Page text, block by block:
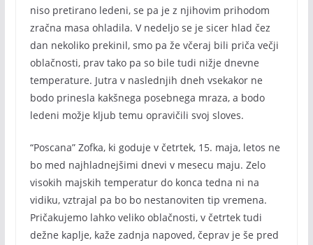
niso pretirano ledeni, se pa je z njihovim prihodom
zračna masa ohladila. V nedeljo se je sicer hlad čez
dan nekoliko prekinil, smo pa že včeraj bili priča večji
oblačnosti, prav tako pa so bile tudi nižje dnevne
temperature. Jutra v naslednjih dneh vsekakor ne
bodo prinesla kakšnega posebnega mraza, a bodo
ledeni možje kljub temu opravičili svoj sloves.
“Poscana” Zofka, ki goduje v četrtek, 15. maja, letos ne
bo med najhladnejšimi dnevi v mesecu maju. Zelo
visokih majskih temperatur do konca tedna ni na
vidiku, vztrajal pa bo bo nestanoviten tip vremena.
Pričakujemo lahko veliko oblačnosti, v četrtek tudi
dežne kaplje, kaže zadnja napoved, čeprav je še pred